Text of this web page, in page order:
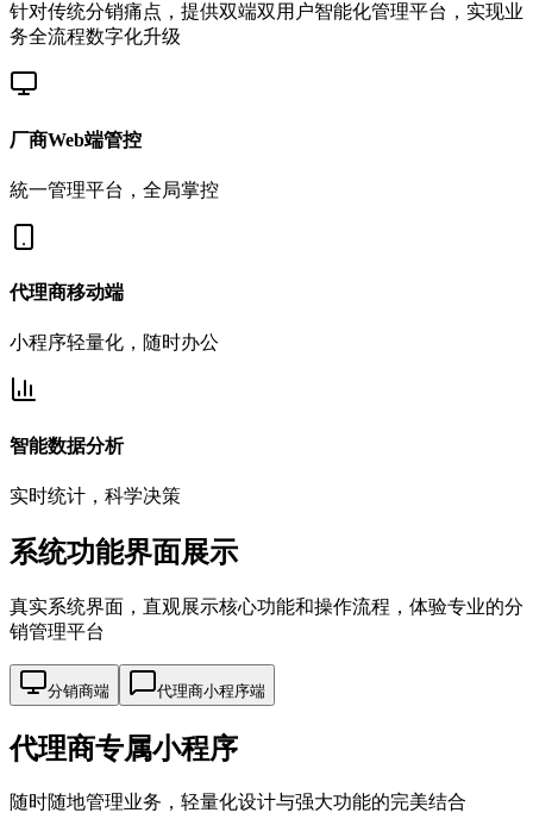
针对传统分销痛点，提供双端双用户智能化管理平台，实现业
务全流程数字化升级
厂商Web端管控
統一管理平台，全局掌控
代理商移动端
小程序轻量化，随时办公
智能数据分析
实时统计，科学决策
系统功能界面展示
真实系统界面，直观展示核心功能和操作流程，体验专业的分
销管理平台
分销商端 代理商小程序端
代理商专属小程序
随时随地管理业务，轻量化设计与强大功能的完美结合